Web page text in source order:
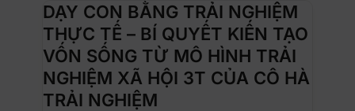
DẠY CON BẰNG TRẢI NGHIỆM
THỰC TẾ – BÍ QUYẾT KIẾN TẠO
VỐN SỐNG TỪ MÔ HÌNH TRẢI
NGHIỆM XÃ HỘI 3T CỦA CÔ HÀ
TRẢI NGHIỆM